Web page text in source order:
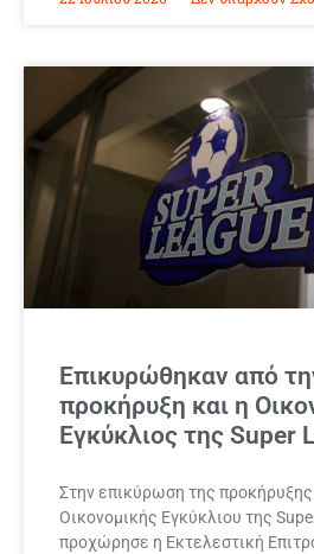
Επικυρώθηκαν από
προκήρυξη και η
Εγκύκλιος της Super
Στην επικύρωση της προκήρυξης
Οικονομικής Εγκύκλιου της
προχώρησε η Εκτελεστική